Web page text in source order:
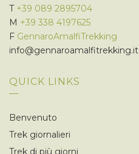
T +39 089 2895704
M +39 338 4197625
F GennaroAmalfiTrekking
info@gennaroamalfitrekking.it
QUICK LINKS
Benvenuto
Trek giornalieri
Trek di più giorni